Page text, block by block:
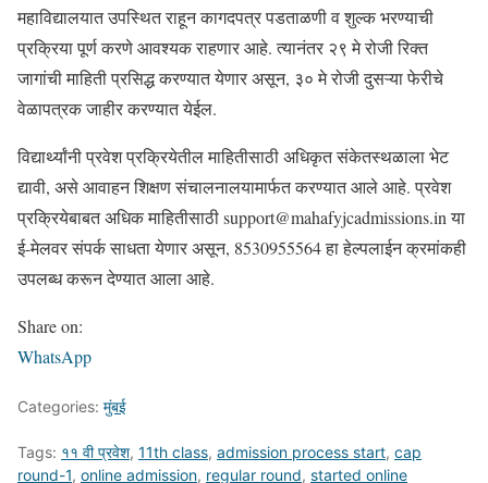
महाविद्यालयात उपस्थित राहून कागदपत्र पडताळणी व शुल्क भरण्याची
प्रक्रिया पूर्ण करणे आवश्यक राहणार आहे. त्यानंतर २९ मे रोजी रिक्त
जागांची माहिती प्रसिद्ध करण्यात येणार असून, ३० मे रोजी दुसऱ्या फेरीचे
वेळापत्रक जाहीर करण्यात येईल.
विद्यार्थ्यांनी प्रवेश प्रक्रियेतील माहितीसाठी अधिकृत संकेतस्थळाला भेट
द्यावी, असे आवाहन शिक्षण संचालनालयामार्फत करण्यात आले आहे. प्रवेश
प्रक्रियेबाबत अधिक माहितीसाठी support@mahafyjcadmissions.in या
ई-मेलवर संपर्क साधता येणार असून, 8530955564 हा हेल्पलाईन क्रमांकही
उपलब्ध करून देण्यात आला आहे.
Share on:
WhatsApp
Categories: मुंबई
Tags: ११ वी प्रवेश, 11th class, admission process start, cap
round-1, online admission, regular round, started online